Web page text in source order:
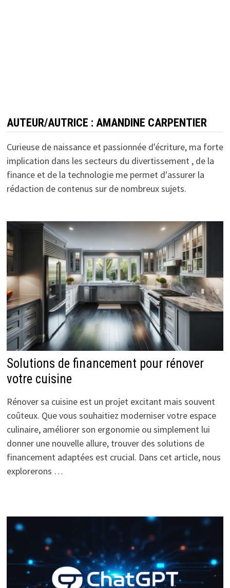
AUTEUR/AUTRICE : AMANDINE CARPENTIER
Curieuse de naissance et passionnée d'écriture, ma forte
implication dans les secteurs du divertissement , de la
finance et de la technologie me permet d'assurer la
rédaction de contenus sur de nombreux sujets.
Solutions de financement pour rénover
votre cuisine
Rénover sa cuisine est un projet excitant mais souvent
coûteux. Que vous souhaitiez moderniser votre espace
culinaire, améliorer son ergonomie ou simplement lui
donner une nouvelle allure, trouver des solutions de
financement adaptées est crucial. Dans cet article, nous
explorerons …